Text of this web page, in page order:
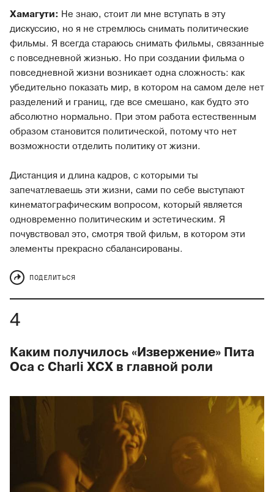
Хамагути: Не знаю, стоит ли мне вступать в эту
дискуссию, но я не стремлюсь снимать политические
фильмы. Я всегда стараюсь снимать фильмы, связанные
с повседневной жизнью. Но при создании фильма о
повседневной жизни возникает одна сложность: как
убедительно показать мир, в котором на самом деле нет
разделений и границ, где все смешано, как будто это
абсолютно нормально. При этом работа естественным
образом становится политической, потому что нет
возможности отделить политику от жизни.
Дистанция и длина кадров, с которыми ты
запечатлеваешь эти жизни, сами по себе выступают
кинематографическим вопросом, который является
одновременно политическим и эстетическим. Я
почувствовал это, смотря твой фильм, в котором эти
элементы прекрасно сбалансированы.
ПОДЕЛИТЬСЯ
Каким получилось «Извержение» Пита
Оса с Charli XCX в главной роли